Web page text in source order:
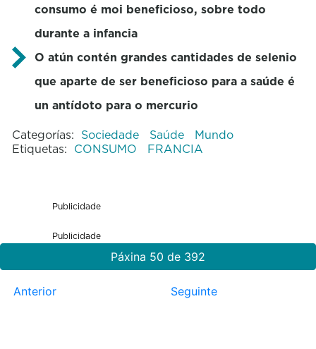
consumo é moi beneficioso, sobre todo
durante a infancia
O atún contén grandes cantidades de selenio
que aparte de ser beneficioso para a saúde é
un antídoto para o mercurio
Categorías: Sociedade Saúde
Mundo
Etiquetas: CONSUMO FRANCIA
Publicidade
Publicidade
Páxina 50 de 392
Anterior Seguinte